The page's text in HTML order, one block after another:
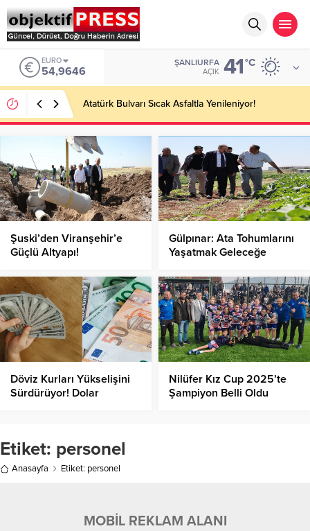
EURO
54,9646
ŞANLIURFA
AÇIK 41°C
Atatürk Bulvarı Sıcak Asfaltla Yenileniyor!
Şuski’den Viranşehir’e
Güçlü Altyapı!
Gülpınar: Ata Tohumlarını
Yaşatmak Geleceğe
Döviz Kurları Yükselişini
Sürdürüyor! Dolar
Nilüfer Kız Cup 2025’te
Şampiyon Belli Oldu
Etiket: personel
Anasayfa Etiket: personel
MOBİL REKLAM ALANI